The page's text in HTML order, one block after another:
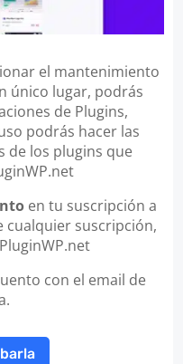
el mantenimiento
único lugar, podrás
de Plugins,
podrás hacer las
de los plugins que
en tu suscripción a
cualquier suscripción,
con el email de